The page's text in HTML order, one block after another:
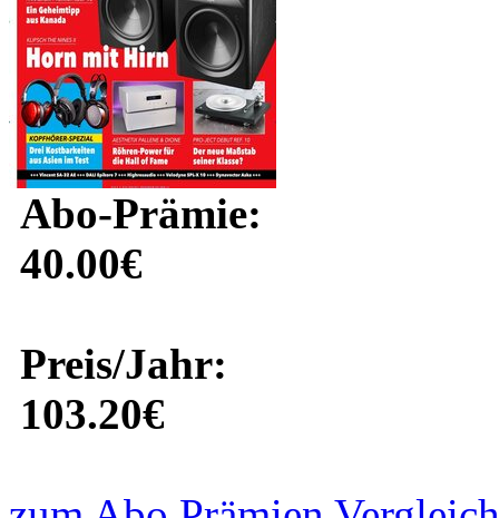
Abo-Prämie:
40.00€
Preis/Jahr:
103.20€